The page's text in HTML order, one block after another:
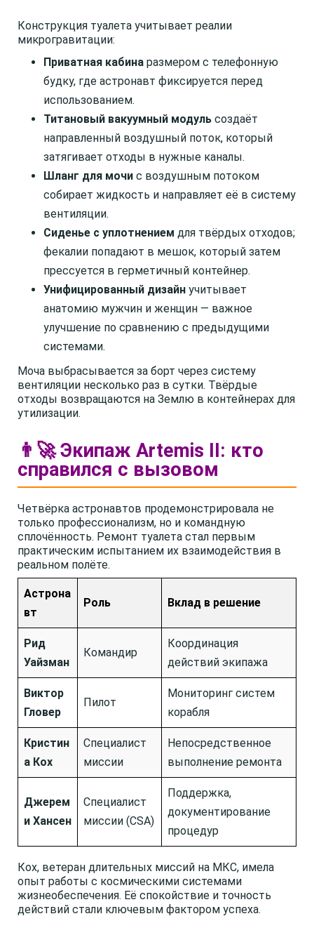
Конструкция туалета учитывает реалии
микрогравитации:
Приватная кабина размером с телефонную
будку, где астронавт фиксируется перед
использованием.
Титановый вакуумный модуль создаёт
направленный воздушный поток, который
затягивает отходы в нужные каналы.
Шланг для мочи с воздушным потоком
собирает жидкость и направляет её в систему
вентиляции.
Сиденье с уплотнением для твёрдых отходов;
фекалии попадают в мешок, который затем
прессуется в герметичный контейнер.
Унифицированный дизайн учитывает
анатомию мужчин и женщин — важное
улучшение по сравнению с предыдущими
системами.
Моча выбрасывается за борт через систему
вентиляции несколько раз в сутки. Твёрдые
отходы возвращаются на Землю в контейнерах для
утилизации.
👨‍🚀 Экипаж Artemis II: кто
справился с вызовом
Четвёрка астронавтов продемонстрировала не
только профессионализм, но и командную
сплочённость. Ремонт туалета стал первым
практическим испытанием их взаимодействия в
реальном полёте.
Астрона
вт
Роль Вклад в решение
Рид
Уайзман
Командир
Координация
действий экипажа
Виктор
Гловер
Пилот
Мониторинг систем
корабля
Кристин
а Кох
Специалист
миссии
Непосредственное
выполнение ремонта
Джерем
и Хансен
Специалист
миссии (CSA)
Поддержка,
документирование
процедур
Кох, ветеран длительных миссий на МКС, имела
опыт работы с космическими системами
жизнеобеспечения. Её спокойствие и точность
действий стали ключевым фактором успеха.